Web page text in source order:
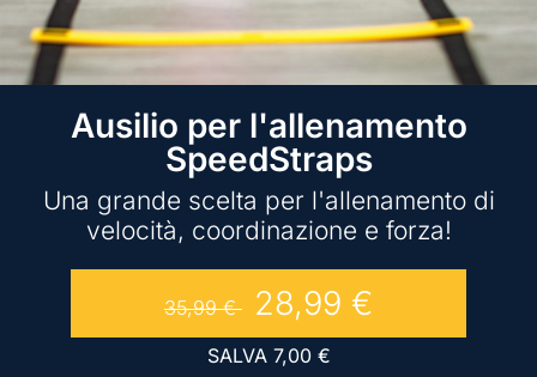
Ausilio per l'allenamento
SpeedStraps
Una grande scelta per l'allenamento di
velocità, coordinazione e forza!
35,99€ 28,99 €
SALVA 7,00 €